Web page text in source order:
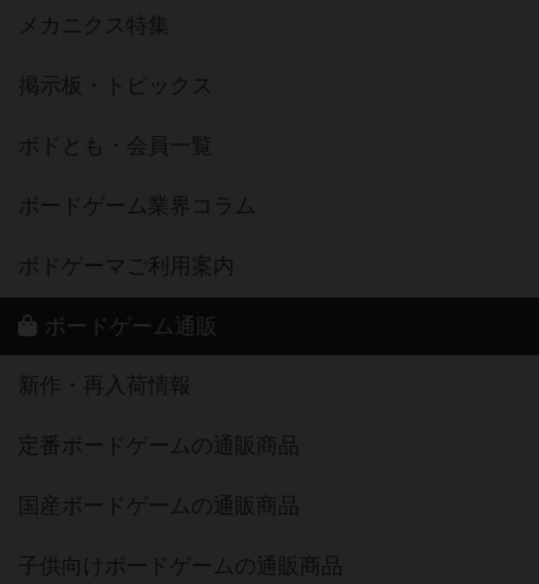
メカニクス特集
掲示板・トピックス
ボドとも・会員一覧
ボードゲーム業界コラム
ボドゲーマご利用案内
ボードゲーム通販
新作・再入荷情報
定番ボードゲームの通販商品
国産ボードゲームの通販商品
子供向けボードゲームの通販商品